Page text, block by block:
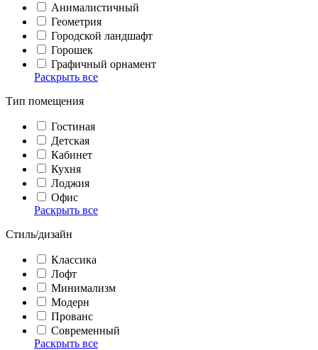
Анималистичный
Геометрия
Городской ландшафт
Горошек
Графичный орнамент
Раскрыть все
Тип помещения
Гостиная
Детская
Кабинет
Кухня
Лоджия
Офис
Раскрыть все
Стиль/дизайн
Классика
Лофт
Минимализм
Модерн
Прованс
Современный
Раскрыть все